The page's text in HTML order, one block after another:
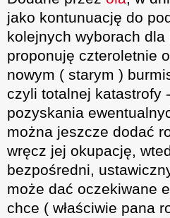
jako kontunuację do
kolejnych wyborach
proponuję czteroletnie
nowym ( starym )
czyli totalnej katastrofy
pozyskania
można jeszcze dodać
wręcz jej okupację,
bezpośredni,
może dać oczekiwane
chce ( właściwie pana